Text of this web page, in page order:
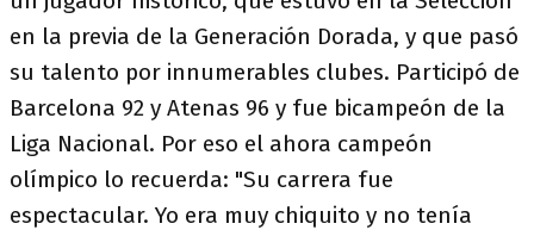
en la previa de la Generación Dorada, y que pasó
su talento por innumerables clubes. Participó de
Barcelona 92 y Atenas 96 y fue bicampeón de la
Liga Nacional. Por eso el ahora campeón
olímpico lo recuerda: "Su carrera fue
espectacular. Yo era muy chiquito y no tenía